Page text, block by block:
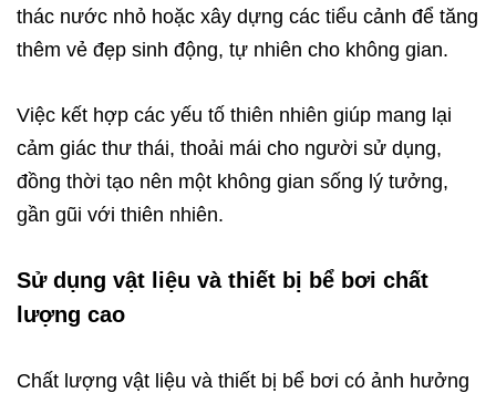
thác nước nhỏ hoặc xây dựng các tiểu cảnh để tăng
thêm vẻ đẹp sinh động, tự nhiên cho không gian.
Việc kết hợp các yếu tố thiên nhiên giúp mang lại
cảm giác thư thái, thoải mái cho người sử dụng,
đồng thời tạo nên một không gian sống lý tưởng,
gần gũi với thiên nhiên.
Sử dụng vật liệu và thiết bị bể bơi chất
lượng cao
Chất lượng vật liệu và thiết bị bể bơi có ảnh hưởng